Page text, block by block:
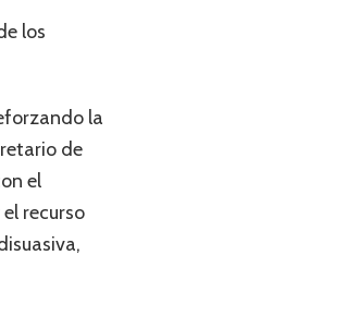
los
la
de
el
recurso